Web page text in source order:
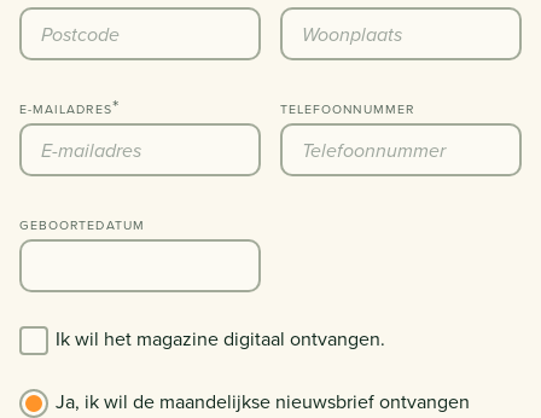
E-MAILADRES TELEFOONNUMMER
GEBOORTEDATUM
Ik wil het magazine digitaal ontvangen.
Ja, ik wil de maandelijkse nieuwsbrief ontvangen